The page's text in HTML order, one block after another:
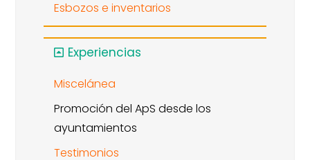
Esbozos e inventarios
Experiencias
Miscelánea
Promoción del ApS desde los
ayuntamientos
Testimonios